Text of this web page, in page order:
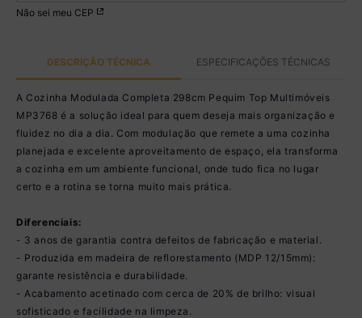
Não sei meu CEP
DESCRIÇÃO TÉCNICA ESPECIFICAÇÕES TÉCNICAS
A Cozinha Modulada Completa 298cm Pequim Top Multimóveis
MP3768 é a solução ideal para quem deseja mais organização e
fluidez no dia a dia. Com modulação que remete a uma cozinha
planejada e excelente aproveitamento de espaço, ela transforma
a cozinha em um ambiente funcional, onde tudo fica no lugar
certo e a rotina se torna muito mais prática.
Diferenciais:
- 3 anos de garantia contra defeitos de fabricação e material.
- Produzida em madeira de reflorestamento (MDP 12/15mm):
garante resistência e durabilidade.
- Acabamento acetinado com cerca de 20% de brilho: visual
sofisticado e facilidade na limpeza.